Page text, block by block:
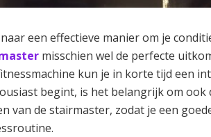
een effectieve manier om je
misschien wel de perfecte
kun je in korte tijd een
begint, is het belangrijk om ook
van de stairmaster, zodat je een